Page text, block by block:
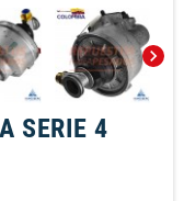
chevron_right
SERIE 4